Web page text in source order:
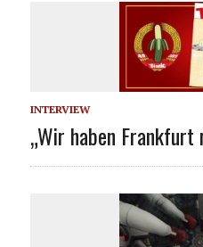
INTERVIEW
„Wir haben Frankfurt